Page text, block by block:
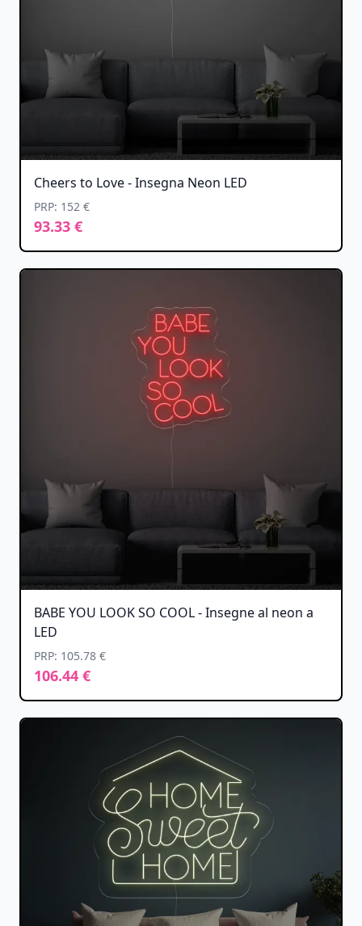
Cheers to Love - Insegna Neon LED
PRP: 152 €
93.33 €
BABE YOU LOOK SO COOL - Insegne al neon a
LED
PRP: 105.78 €
106.44 €